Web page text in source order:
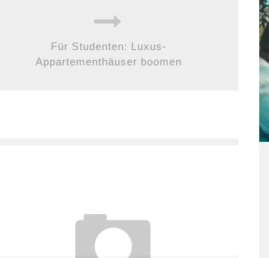
Für Studenten: Luxus-
Appartementhäuser boomen